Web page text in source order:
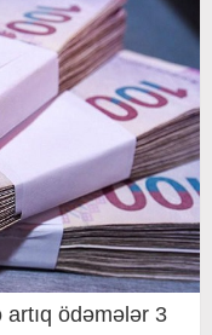
ödəmələr 3